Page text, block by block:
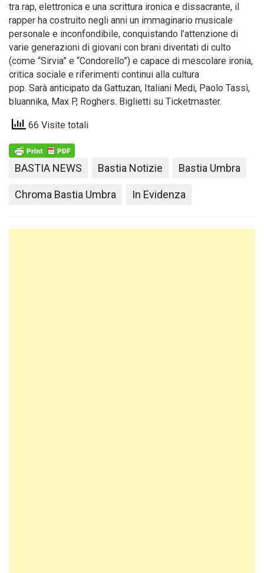
tra rap, elettronica e una scrittura ironica e dissacrante, il
rapper ha costruito negli anni un immaginario musicale
personale e inconfondibile, conquistando l’attenzione di
varie generazioni di giovani con brani diventati di culto
(come “Sirvia” e “Condorello”) e capace di mescolare ironia,
critica sociale e riferimenti continui alla cultura
pop. Sarà anticipato da Gattuzan, Italiani Medi, Paolo Tassì,
bluannika, Max P, Roghers. Biglietti su Ticketmaster.
66 Visite totali
BASTIA NEWS Bastia Notizie Bastia Umbra
Chroma Bastia Umbra In Evidenza